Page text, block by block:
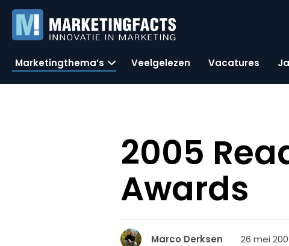
Marketingthema’s Veelgelezen Vacatures
2005
Awards
Marco Derksen 26 mei